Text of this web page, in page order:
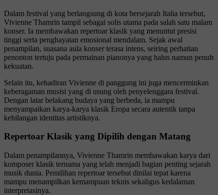
Dalam festival yang berlangsung di kota bersejarah Italia tersebut,
Vivienne Thamrin tampil sebagai solis utama pada salah satu malam
konser. Ia membawakan repertoar klasik yang menuntut presisi
tinggi serta penghayatan emosional mendalam. Sejak awal
penampilan, suasana aula konser terasa intens, seiring perhatian
penonton tertuju pada permainan pianonya yang halus namun penuh
kekuatan.
Selain itu, kehadiran Vivienne di panggung ini juga mencerminkan
keberagaman musisi yang di usung oleh penyelenggara festival.
Dengan latar belakang budaya yang berbeda, ia mampu
menyampaikan karya-karya klasik Eropa secara autentik tanpa
kehilangan identitas artistiknya.
Repertoar Klasik yang Dipilih dengan Matang
Dalam penampilannya, Vivienne Thamrin membawakan karya dari
komposer klasik ternama yang telah menjadi bagian penting sejarah
musik dunia. Pemilihan repertoar tersebut dinilai tepat karena
mampu menampilkan kemampuan teknis sekaligus kedalaman
interpretasinya.